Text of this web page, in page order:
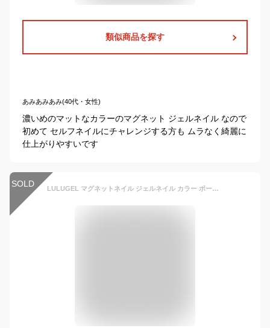
類似商品を探す
あみあみあみ(40代・女性)
濃いめのマットなカラーのマグネット ジェルネイル なので
初めて セルフネイルにチャレンジする方も ムラなく綺麗に
仕上がりやすいです
SOLD LULUGEL マグネットネイル ジェルネイル カラー ポーラライト マグネットジェル 8ｇ 微粒子タイプ ネイル ラメ マグネット 異色ネイル ジェル ネイル インパクト強め (POLARLIGHT-02)